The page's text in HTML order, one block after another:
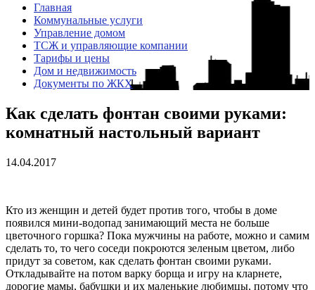
Главная
Коммунальные услуги
Управление домом
ТСЖ и управляющие компании
Тарифы и цены
Дом и недвижимость
Документы по ЖКХ
Как сделать фонтан своими руками:
комнатный настольный вариант
14.04.2017
Кто из женщин и детей будет против того, чтобы в доме
появился мини-водопад занимающий места не больше
цветочного горшка? Пока мужчины на работе, можно и самим
сделать то, то чего соседи покроются зеленым цветом, либо
придут за советом, как сделать фонтан своими руками.
Откладывайте на потом варку борща и игру на кларнете,
дорогие мамы, бабушки и их маленькие любимцы, потому что